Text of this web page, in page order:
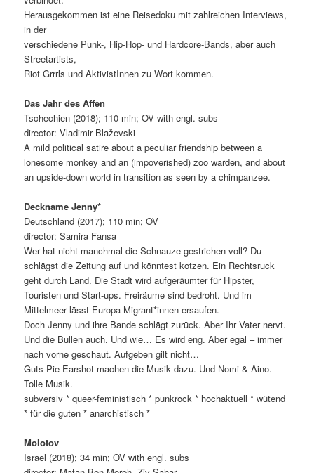
Herausgekommen ist eine Reisedoku mit zahlreichen Interviews,
in der
verschiedene Punk-, Hip-Hop- und Hardcore-Bands, aber auch
Streetartists,
Riot Grrrls und AktivistInnen zu Wort kommen.
Das Jahr des Affen
Tschechien (2018); 110 min; OV with engl. subs
director: Vladimir Blaževski
A mild political satire about a peculiar friendship between a
lonesome monkey and an (impoverished) zoo warden, and about
an upside-down world in transition as seen by a chimpanzee.
Deckname Jenny*
Deutschland (2017); 110 min; OV
director: Samira Fansa
Wer hat nicht manchmal die Schnauze gestrichen voll? Du
schlägst die Zeitung auf und könntest kotzen. Ein Rechtsruck
geht durch Land. Die Stadt wird aufgeräumter für Hipster,
Touristen und Start-ups. Freiräume sind bedroht. Und im
Mittelmeer lässt Europa Migrant*innen ersaufen.
Doch Jenny und ihre Bande schlägt zurück. Aber Ihr Vater nervt.
Und die Bullen auch. Und wie… Es wird eng. Aber egal – immer
nach vorne geschaut. Aufgeben gilt nicht…
Guts Pie Earshot machen die Musik dazu. Und Nomi & Aino.
Tolle Musik.
subversiv * queer-feministisch * punkrock * hochaktuell * wütend
* für die guten * anarchistisch *
Molotov
Israel (2018); 34 min; OV with engl. subs